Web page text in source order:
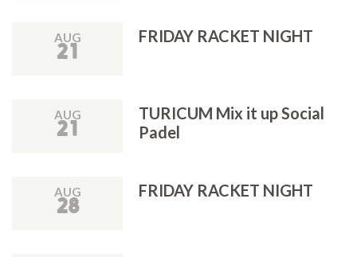
AUG
21
FRIDAY RACKET NIGHT
AUG
21
TURICUM Mix it up Social
Padel
AUG
28
FRIDAY RACKET NIGHT